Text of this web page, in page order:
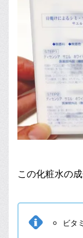
この化粧水の
ビタ